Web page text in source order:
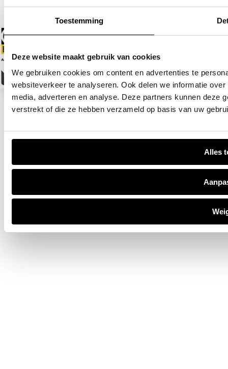
Toestemming
Deze website maakt gebruik van cookies
We gebruiken cookies om content en advertenties te
websiteverkeer te analyseren. Ook delen we informatie
media, adverteren en analyse. Deze partners kunnen deze
verstrekt of die ze hebben verzameld op basis van uw
Alles